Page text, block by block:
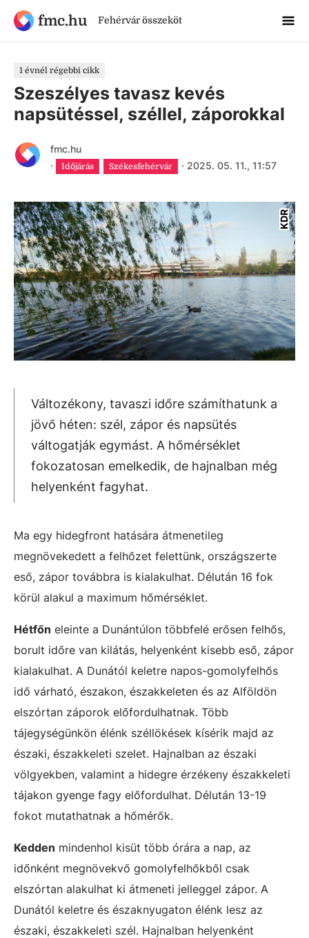
fmc.hu Fehérvár összeköt
1 évnél régebbi cikk
Szeszélyes tavasz kevés
napsütéssel, széllel, záporokkal
fmc.hu
·
Időjárás Székesfehérvár · 2025. 05. 11., 11:57
KDR
Változékony, tavaszi időre számíthatunk a
jövő héten: szél, zápor és napsütés
váltogatják egymást. A hőmérséklet
fokozatosan emelkedik, de hajnalban még
helyenként fagyhat.
Ma egy hidegfront hatására átmenetileg
megnövekedett a felhőzet felettünk, országszerte
eső, zápor továbbra is kialakulhat. Délután 16 fok
körül alakul a maximum hőmérséklet.
Hétfőn eleinte a Dunántúlon többfelé erősen felhős,
borult időre van kilátás, helyenként kisebb eső, zápor
kialakulhat. A Dunától keletre napos-gomolyfelhős
idő várható, északon, északkeleten és az Alföldön
elszórtan záporok előfordulhatnak. Több
tájegységünkön élénk széllökések kísérik majd az
északi, északkeleti szelet. Hajnalban az északi
völgyekben, valamint a hidegre érzékeny északkeleti
tájakon gyenge fagy előfordulhat. Délután 13-19
fokot mutathatnak a hőmérők.
Kedden mindenhol kisüt több órára a nap, az
időnként megnövekvő gomolyfelhőkből csak
elszórtan alakulhat ki átmeneti jelleggel zápor. A
Dunától keletre és északnyugaton élénk lesz az
északi, északkeleti szél. Hajnalban helyenként